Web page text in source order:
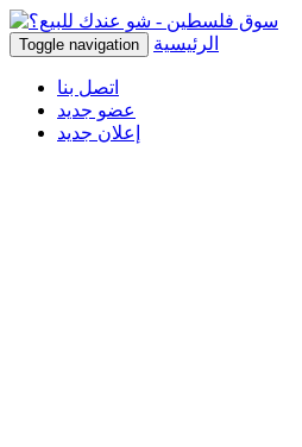
Toggle navigation الرئيسية
اتصل بنا
عضو جديد
إعلان جديد